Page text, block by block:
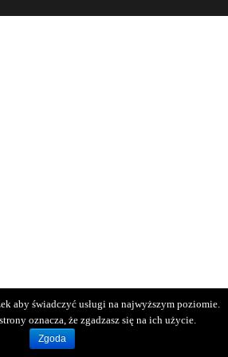
aby świadczyć usługi na najwyższym poziomie.
oznacza, że zgadzasz się na ich użycie.
Zgoda